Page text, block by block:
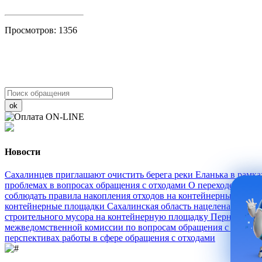
Просмотров: 1356
ok
Новости
Сахалинцев приглашают очистить берега реки Еланька в
проблемах в вопросах обращения с отходами О переходе
соблюдать правила накопления отходов на контейнерных
контейнерные площадки Сахалинская область нацелена на
строительного мусора на контейнерную площадку Пернатый
межведомственной комиссии по вопросам обращения с ТКО на
перспективах работы в сфере обращения с отходами